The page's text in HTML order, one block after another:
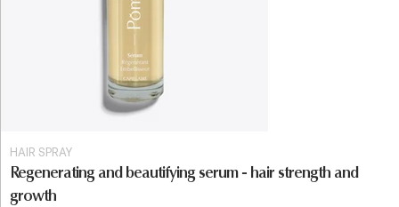
HAIR SPRAY
Regenerating and beautifying serum - hair strength and
growth